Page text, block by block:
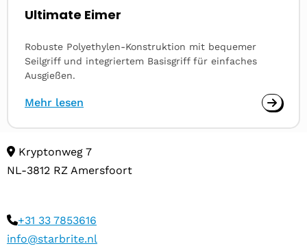
Ultimate Eimer
Robuste Polyethylen-Konstruktion mit bequemer
Seilgriff und integriertem Basisgriff für einfaches
Ausgießen.
Mehr lesen
Kryptonweg 7
NL-3812 RZ Amersfoort
+31 33 7853616
info@starbrite.nl